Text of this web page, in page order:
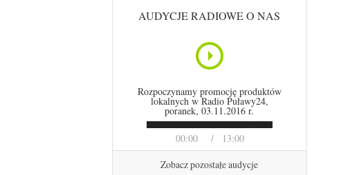
AUDYCJE RADIOWE O NAS
00:00 13:00
Rozpoczynamy promocję produktów
lokalnych w Radio Puławy24,
poranek, 03.11.2016 r.
Zobacz pozostałe audycje